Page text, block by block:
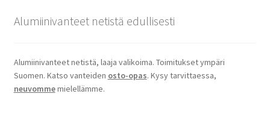
Alumiinivanteet netistä edullisesti
Alumiinivanteet netistä, laaja valikoima. Toimitukset ympäri
Suomen. Katso vanteiden osto-opas. Kysy tarvittaessa,
neuvommemielellämme.